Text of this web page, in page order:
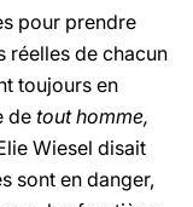
pour prendre
réelles de chacun
toujours en
de tout homme,
Wiesel disait
sont en danger,